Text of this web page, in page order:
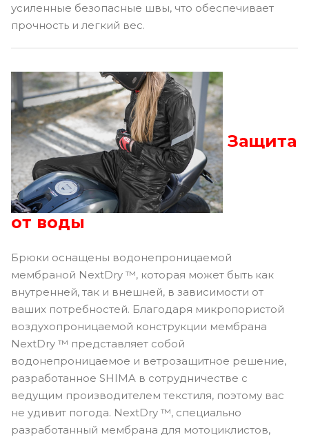
усиленные безопасные швы, что обеспечивает
прочность и легкий вес.
Защита
от воды
Брюки оснащены водонепроницаемой
мембраной NextDry ™, которая может быть как
внутренней, так и внешней, в зависимости от
ваших потребностей. Благодаря микропористой
воздухопроницаемой конструкции мембрана
NextDry ™ представляет собой
водонепроницаемое и ветрозащитное решение,
разработанное SHIMA в сотрудничестве с
ведущим производителем текстиля, поэтому вас
не удивит погода. NextDry ™, специально
разработанный мембрана для мотоциклистов,